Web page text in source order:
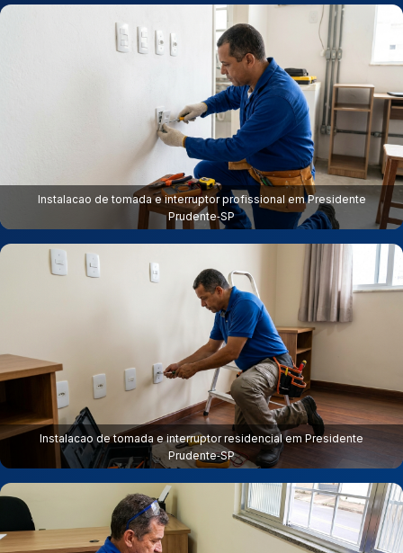
Instalacao de tomada e interruptor profissional em Presidente
Prudente‑SP
Instalacao de tomada e interruptor residencial em Presidente
Prudente‑SP